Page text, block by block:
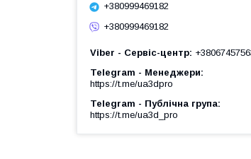
+380999469182
+380999469182
Viber - Сервіс-центр
Telegram - Менеджери
https://t.me/ua3dpro
Telegram - Публічна група
https://t.me/ua3d_pro